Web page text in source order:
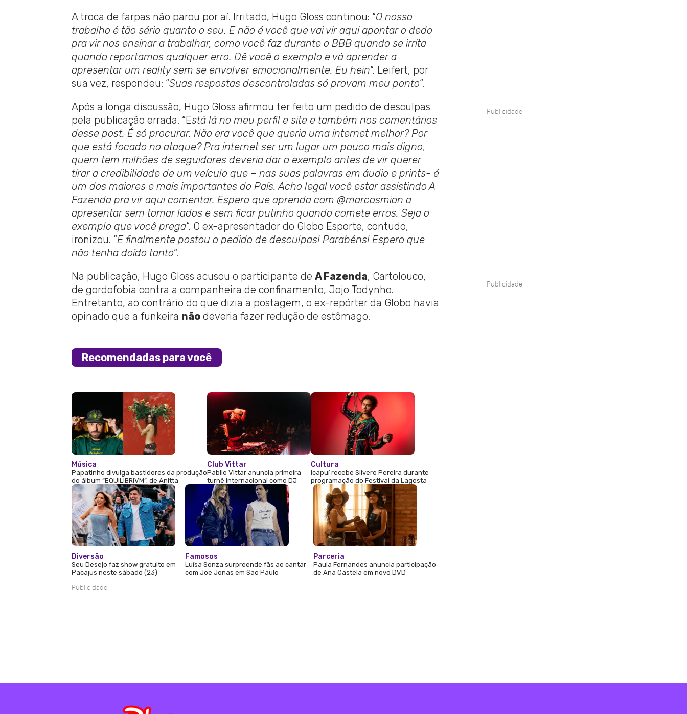
A troca de farpas não parou por aí. Irritado, Hugo Gloss continou: “O nosso
trabalho é tão sério quanto o seu. E não é você que vai vir aqui apontar o dedo
pra vir nos ensinar a trabalhar, como você faz durante o BBB quando se irrita
quando reportamos qualquer erro. Dê você o exemplo e vá aprender a
apresentar um reality sem se envolver emocionalmente. Eu hein“. Leifert, por
sua vez, respondeu: “Suas respostas descontroladas só provam meu ponto“.
Após a longa discussão, Hugo Gloss afirmou ter feito um pedido de desculpas
pela publicação errada. “Está lá no meu perfil e site e também nos comentários
desse post. É só procurar. Não era você que queria uma internet melhor? Por
que está focado no ataque? Pra internet ser um lugar um pouco mais digno,
quem tem milhões de seguidores deveria dar o exemplo antes de vir querer
tirar a credibilidade de um veículo que – nas suas palavras em áudio e prints- é
um dos maiores e mais importantes do País. Acho legal você estar assistindo A
Fazenda pra vir aqui comentar. Espero que aprenda com @marcosmion a
apresentar sem tomar lados e sem ficar putinho quando comete erros. Seja o
exemplo que você prega“. O ex-apresentador do Globo Esporte, contudo,
ironizou. “E finalmente postou o pedido de desculpas! Parabéns! Espero que
não tenha doído tanto“.
Na publicação, Hugo Gloss acusou o participante de A Fazenda, Cartolouco,
de gordofobia contra a companheira de confinamento, Jojo Todynho.
Entretanto, ao contrário do que dizia a postagem, o ex-repórter da Globo havia
opinado que a funkeira nãodeveria fazer redução de estômago.
Recomendadas para você
Música
Papatinho divulga bastidores da produção
do álbum “EQUILIBRIVM”, de Anitta
Club Vittar
Pabllo Vittar anuncia primeira
turnê internacional como DJ
Cultura
Icapuí recebe Silvero Pereira durante
programação do Festival da Lagosta
Diversão
Seu Desejo faz show gratuito em
Pacajus neste sábado (23)
Famosos
Luísa Sonza surpreende fãs ao cantar
com Joe Jonas em São Paulo
Parceria
Paula Fernandes anuncia participação
de Ana Castela em novo DVD
Publicidade
Publicidade
Publicidade